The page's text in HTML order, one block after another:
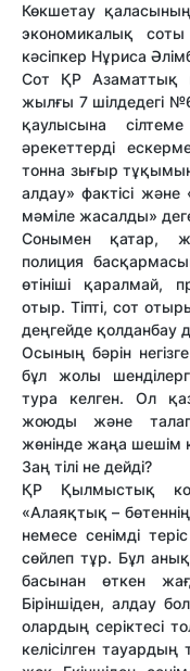
Көкшетау
экономикалық
кәсіпкер Нұриса
Сот ҚР Азаматтық
жылғы 7 шілдедегі
қаулысына
әрекеттерді
тонна зығыр тұқымын
алдау» фактісі
мәміле жасалды»
Сонымен қатар,
полиция
өтініші қаралмай,
отыр. Тіпті, сот
деңгейде қолданбау
Осының бәрін
бұл жолы
тура келген. Ол
жоюды және
жөнінде жаңа шешім
Заң тілі не дейді?
ҚР Қылмыстық
«Алаяқтық –
немесе сенімді
сөйлеп тұр. Бұл
басынан өткен
Біріншіден, алдау
олардың серіктесі
келісілген тауардың